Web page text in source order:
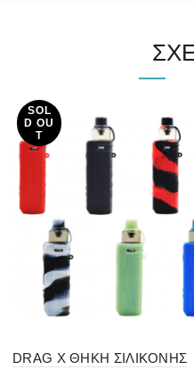
SOL
D OU
T
DRAG X ΘΗΚΗ ΣΙΛΙΚΟΝΗΣ